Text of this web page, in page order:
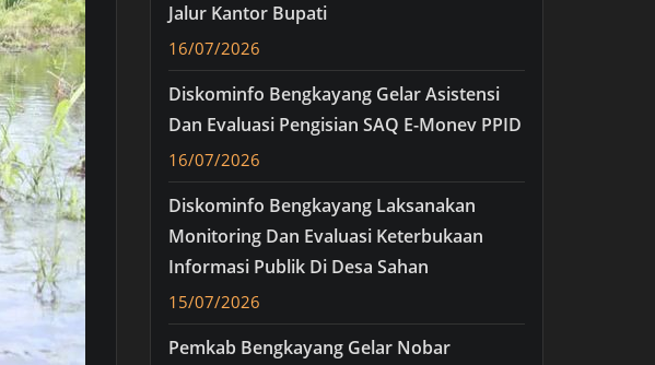
Jalur Kantor Bupati
16/07/2026
Diskominfo Bengkayang Gelar Asistensi
Dan Evaluasi Pengisian SAQ E-Monev PPID
16/07/2026
Diskominfo Bengkayang Laksanakan
Monitoring Dan Evaluasi Keterbukaan
Informasi Publik Di Desa Sahan
15/07/2026
Pemkab Bengkayang Gelar Nobar